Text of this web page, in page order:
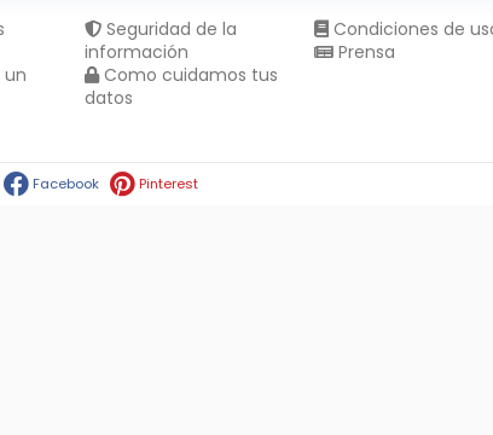
un
Seguridad de la
información
Como cuidamos tus
datos
Condiciones de
Prensa
Facebook Pinterest